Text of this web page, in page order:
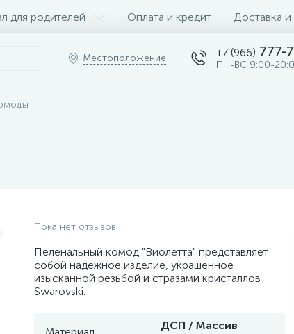
для родителей Оплата и кредит Доставка и
Местоположение +7 (966) 777-
ПН-ВС 9:00-
Пока нет отзывов
Пеленальный комод "Виолетта" представляет
собой надежное изделие, украшенное
изысканной резьбой и стразами кристаллов
Swarovski.
ДСП / Массив